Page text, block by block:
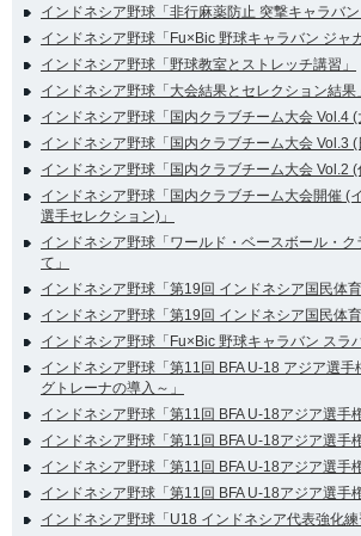
インドネシア野球「非行麻薬防止 突撃キャラバン
インドネシア野球「Fu×Bic 野球キャラバン ジャ
インドネシア野球「野球教室とストレッチ講習」
インドネシア野球「大会結果とセレクション結果」
インドネシア野球「国内クラブチーム大会 Vol.4 (
インドネシア野球「国内クラブチーム大会 Vol.3 (
インドネシア野球「国内クラブチーム大会 Vol.2 (
インドネシア野球「国内クラブチーム大会開催 (
選手セレクション)」
インドネシア野球「ワールド・ベースボール・
て」
インドネシア野球「第19回 インドネシア国民体育
インドネシア野球「第19回 インドネシア国民体育
インドネシア野球「Fu×Bic 野球キャラバン スラ
インドネシア野球「第11回 BFA U-18 アジア選手
グトレーナの導入～」
インドネシア野球「第11回 BFA U-18アジア選手
インドネシア野球「第11回 BFA U-18アジア選手
インドネシア野球「第11回 BFA U-18アジア選手
インドネシア野球「第11回 BFA U-18アジア選手
インドネシア野球「U18 インドネシア代表強化練